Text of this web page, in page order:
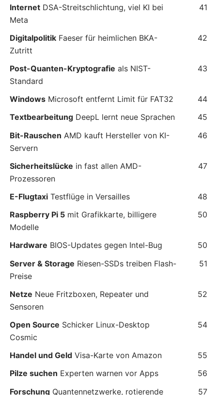
Internet DSA-Streitschlichtung, viel KI bei
Meta
41
Digitalpolitik Faeser für heimlichen BKA-
Zutritt
42
Post-Quanten-Kryptografie als NIST-
Standard
43
Windows Microsoft entfernt Limit für FAT32
44
Textbearbeitung DeepL lernt neue Sprachen
45
Bit-Rauschen AMD kauft Hersteller von KI-
Servern
46
Sicherheitslücke in fast allen AMD-
Prozessoren
47
E-Flugtaxi Testflüge in Versailles
48
Raspberry Pi 5 mit Grafikkarte, billigere
Modelle
50
Hardware BIOS-Updates gegen Intel-Bug
50
Server & Storage Riesen-SSDs treiben Flash-
Preise
51
Netze Neue Fritzboxen, Repeater und
Sensoren
52
Open Source Schicker Linux-Desktop
Cosmic
54
Handel und Geld Visa-Karte von Amazon
55
Pilze suchen Experten warnen vor Apps
56
Forschung Quantennetzwerke, rotierende 57